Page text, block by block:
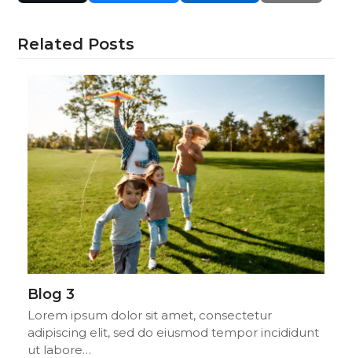
Related Posts
Blog 3
Lorem ipsum dolor sit amet, consectetur
adipiscing elit, sed do eiusmod tempor incididunt
ut labore…